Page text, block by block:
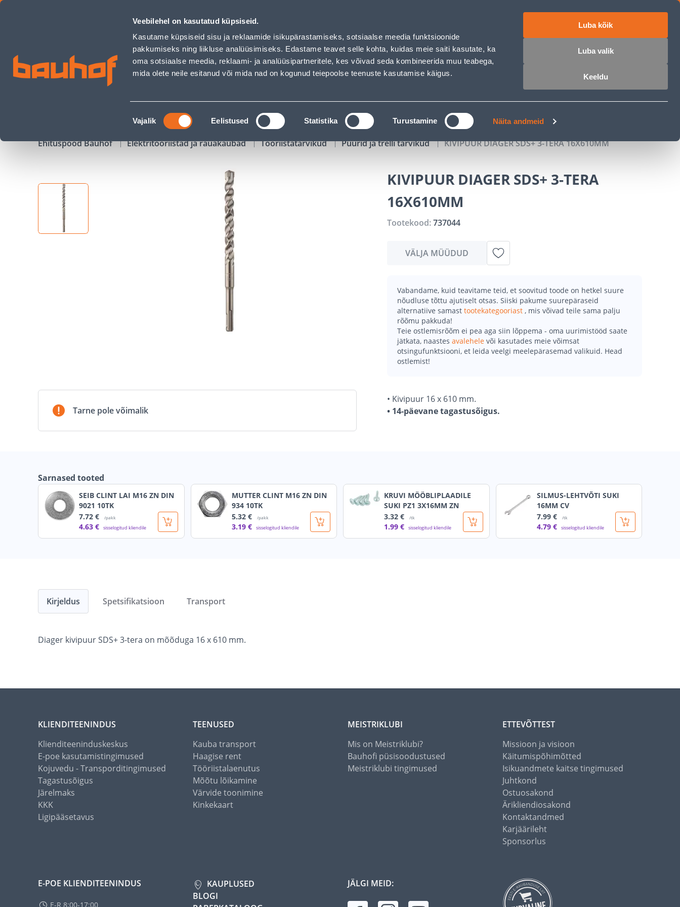
Veebilehel on kasutatud küpsiseid.
Kasutame küpsiseid sisu ja reklaamide isikupärastamiseks, sotsiaalse meedia funktsioonide
pakkumiseks ning liikluse analüüsimiseks. Edastame teavet selle kohta, kuidas meie saiti kasutate, ka
oma sotsiaalse meedia, reklaami- ja analüüsipartneritele, kes võivad seda kombineerida muu teabega,
mida olete neile esitanud või mida nad on kogunud teiepoolse teenuste kasutamise käigus.
Nõusoleku
valik
Vajalik Eelistused Statistika Turustamine Näita andmeid
Luba kõik
Luba valik
Keeldu
KIVIPUUR DIAGER SDS+ 3-TERA 16X610MM - Bauhof has loaded
Äriklienditeenindus Klienditeenindus Teenused Karjäärileht
OTSI Logi sisse
KAMPAANIAD KATALOOGID TÖÖRIISTALAENUTUS JÄRELMAKS
Ehituspood Bauhof Elektritööriistad ja rauakaubad Tööriistatarvikud Puurid ja trelli tarvikud KIVIPUUR DIAGER SDS+ 3-TERA 16X610MM
Tarne pole võimalik
KIVIPUUR DIAGER SDS+ 3-TERA
16X610MM
Tootekood:737044
VÄLJA MÜÜDUD
Vabandame, kuid teavitame teid, et soovitud toode on hetkel suure
nõudluse tõttu ajutiselt otsas. Siiski pakume suurepäraseid
alternatiive samast tootekategooriast , mis võivad teile sama palju
rõõmu pakkuda!
Teie ostlemisrõõm ei pea aga siin lõppema - oma uurimistööd saate
jätkata, naastes avalehele või kasutades meie võimsat
otsingufunktsiooni, et leida veelgi meelepärasemad valikuid. Head
ostlemist!
• Kivipuur 16 x 610 mm.
• 14-päevane tagastusõigus.
Sarnased tooted
SEIB CLINT LAI M16 ZN DIN
9021 10TK
7.72 € /pakk
4.63 € sisselogitud kliendile
MUTTER CLINT M16 ZN DIN
934 10TK
5.32 € /pakk
3.19 € sisselogitud kliendile
KRUVI MÖÖBLIPLAADILE
SUKI PZ1 3X16MM ZN
3.32 € /tk
1.99 € sisselogitud kliendile
SILMUS-LEHTVÕTI SUKI
16MM CV
7.99 € /tk
4.79 € sisselogitud kliendile
Kirjeldus
Diager kivipuur SDS+ 3-tera on mõõduga 16 x 610 mm.
Spetsifikatsioon Transport
KLIENDITEENINDUS
Klienditeeninduskeskus
E-poe kasutamistingimused
Kojuvedu - Transporditingimused
Tagastusõigus
Järelmaks
KKK
Ligipääsetavus
TEENUSED
Kauba transport
Haagise rent
Tööriistalaenutus
Mõõtu lõikamine
Värvide toonimine
Kinkekaart
MEISTRIKLUBI
Mis on Meistriklubi?
Bauhofi püsisoodustused
Meistriklubi tingimused
ETTEVÕTTEST
Missioon ja visioon
Käitumispõhimõtted
Isikuandmete kaitse tingimused
Juhtkond
Ostuosakond
Ärikliendiosakond
Kontaktandmed
Karjäärileht
Sponsorlus
E-POE KLIENDITEENINDUS
E-R 8:00-17:00
KAUPLUSED
BLOGI
JÄLGI MEID: